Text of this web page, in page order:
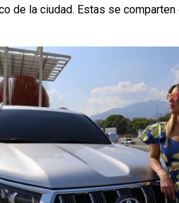
de la ciudad. Estas se